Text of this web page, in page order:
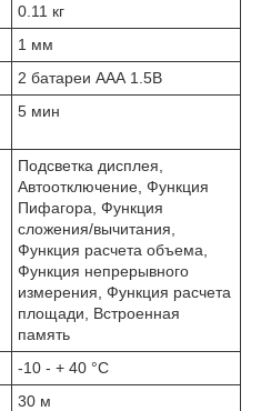
0.11 кг
1 мм
2 батареи ААА 1.5В
5 мин
Подсветка дисплея,
Автоотключение, Функция
Пифагора, Функция
сложения/вычитания,
Функция расчета объема,
Функция непрерывного
измерения, Функция расчета
площади, Встроенная
память
-10 - + 40 °С
30 м